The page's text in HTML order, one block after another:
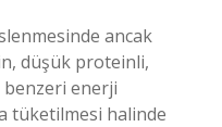
ancak
düşük proteinli,
benzeri enerji
tüketilmesi halinde